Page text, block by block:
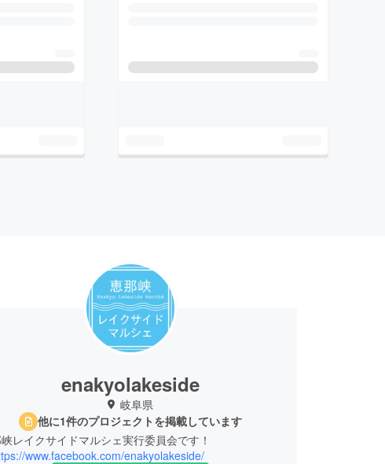
enakyolakeside
岐阜県
他に1件のプロジェクトを掲載しています
レイクサイドマルシェ実行委員会です！
www.facebook.com/enakyolakeside/